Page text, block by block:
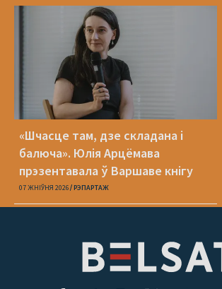
«Шчасце там, дзе складана і
балюча». Юлія Арцёмава
прэзентавала ў Варшаве кнігу
«Пока я искала слова»
07 ЖНІЎНЯ 2026 РЭПАРТАЖ